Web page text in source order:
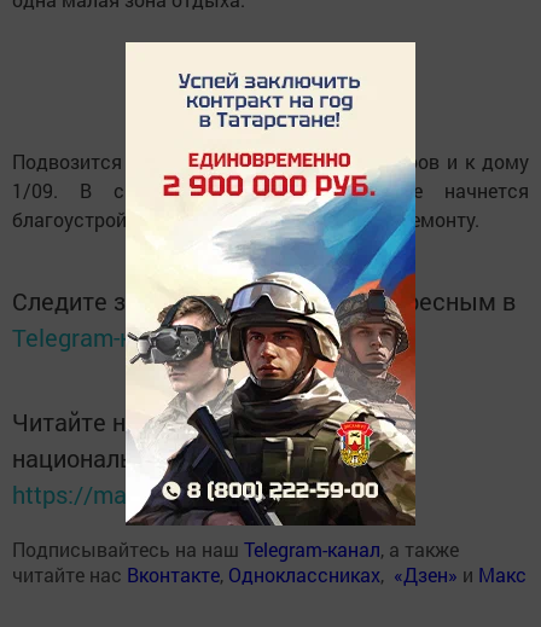
Подвозится материал для укладки тротуаров и к дому
1/09. В скором времени здесь тоже начнется
благоустройство участка, подвергшегося ремонту.
Следите за самым важным и интересным в
Telegram-каналеТатмедиа
Читайте новости Татарстана в
национальном мессенджере MАХ:
https://max.ru/tatmedia
Подписывайтесь на наш Telegram-канал, а также
читайте нас Вконтакте, Одноклассниках, «Дзен» и Макс